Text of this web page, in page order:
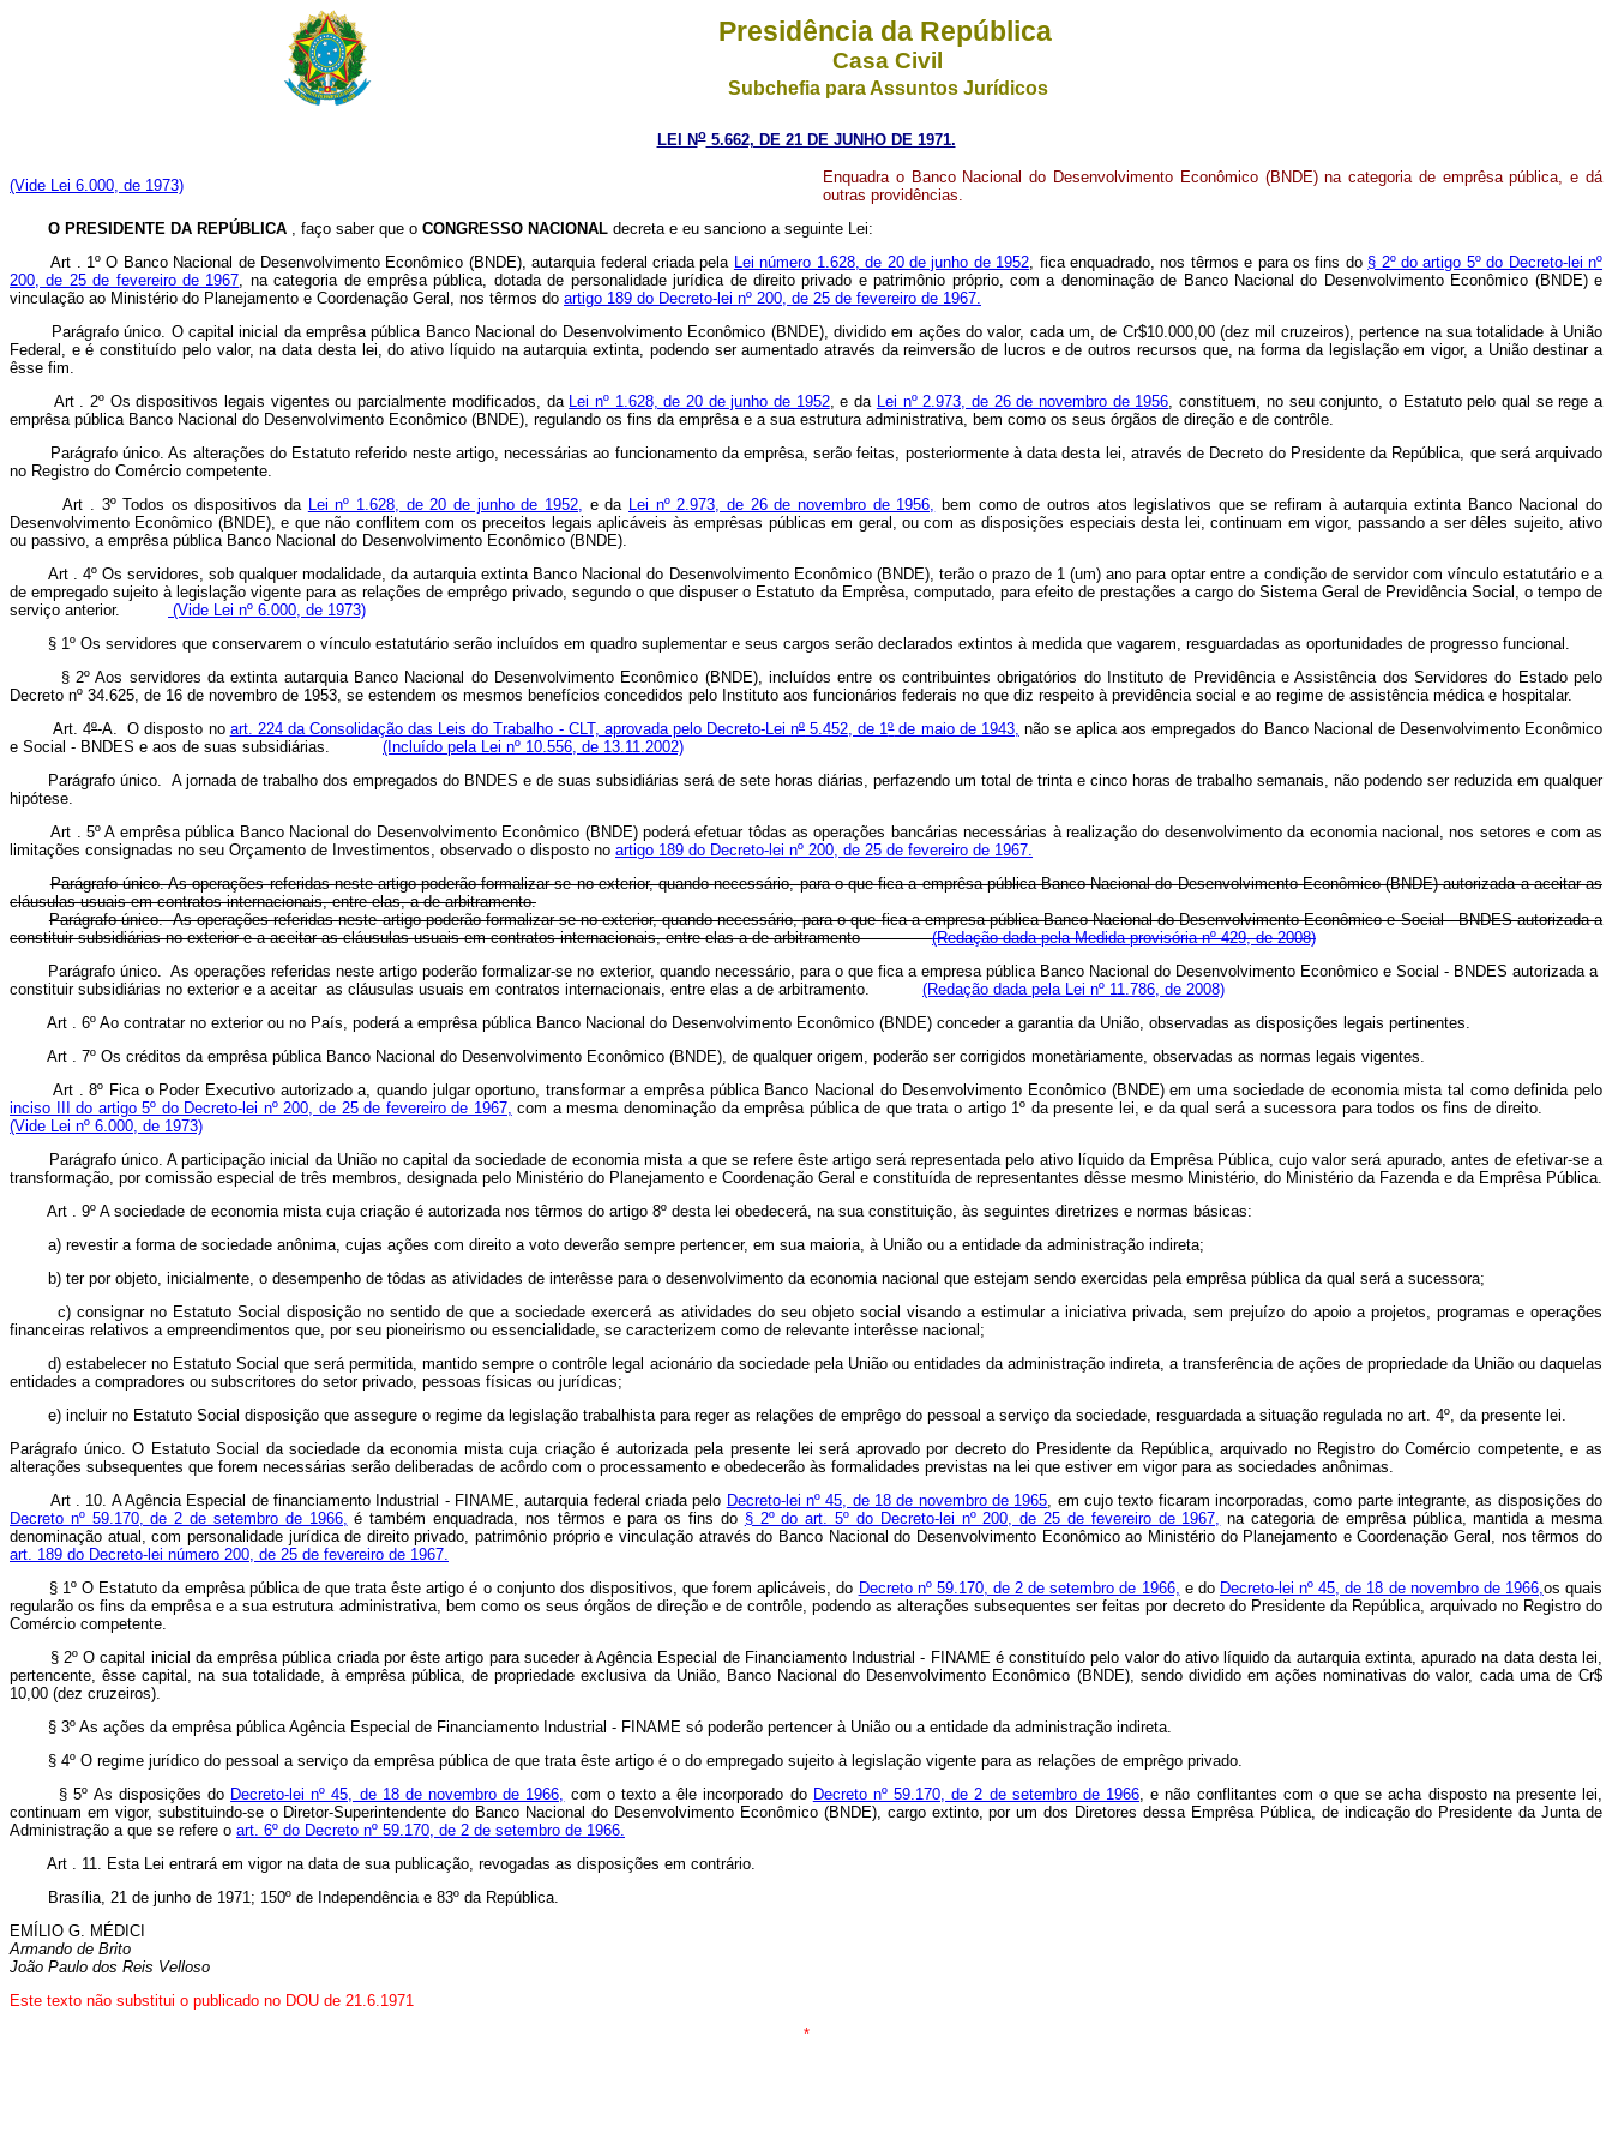
Presidência da República
Casa Civil
Subchefia para Assuntos Jurídicos
LEI No5.662, DE 21 DE JUNHO DE 1971.
(Vide Lei 6.000, de 1973)
Enquadra o Banco Nacional do Desenvolvimento Econômico (BNDE) na categoria de emprêsa pública, e dá
outras providências.
O PRESIDENTE DA REPÚBLICA , faço saber que o CONGRESSO NACIONAL decreta e eu sanciono a seguinte Lei:
Art . 1º O Banco Nacional de Desenvolvimento Econômico (BNDE), autarquia federal criada pela Lei número 1.628, de 20 de junho de 1952, fica enquadrado, nos têrmos e para os fins do § 2º do artigo 5º do Decreto-lei nº
200, de 25 de fevereiro de 1967, na categoria de emprêsa pública, dotada de personalidade jurídica de direito privado e patrimônio próprio, com a denominação de Banco Nacional do Desenvolvimento Econômico (BNDE) e
vinculação ao Ministério do Planejamento e Coordenação Geral, nos têrmos do artigo 189 do Decreto-lei nº 200, de 25 de fevereiro de 1967.
Parágrafo único. O capital inicial da emprêsa pública Banco Nacional do Desenvolvimento Econômico (BNDE), dividido em ações do valor, cada um, de Cr$10.000,00 (dez mil cruzeiros), pertence na sua totalidade à União
Federal, e é constituído pelo valor, na data desta lei, do ativo líquido na autarquia extinta, podendo ser aumentado através da reinversão de lucros e de outros recursos que, na forma da legislação em vigor, a União destinar a
êsse fim.
Art . 2º Os dispositivos legais vigentes ou parcialmente modificados, da Lei nº 1.628, de 20 de junho de 1952, e da Lei nº 2.973, de 26 de novembro de 1956, constituem, no seu conjunto, o Estatuto pelo qual se rege a
emprêsa pública Banco Nacional do Desenvolvimento Econômico (BNDE), regulando os fins da emprêsa e a sua estrutura administrativa, bem como os seus órgãos de direção e de contrôle.
Parágrafo único. As alterações do Estatuto referido neste artigo, necessárias ao funcionamento da emprêsa, serão feitas, posteriormente à data desta lei, através de Decreto do Presidente da República, que será arquivado
no Registro do Comércio competente.
Art . 3º Todos os dispositivos da Lei nº 1.628, de 20 de junho de 1952, e da Lei nº 2.973, de 26 de novembro de 1956, bem como de outros atos legislativos que se refiram à autarquia extinta Banco Nacional do
Desenvolvimento Econômico (BNDE), e que não conflitem com os preceitos legais aplicáveis às emprêsas públicas em geral, ou com as disposições especiais desta lei, continuam em vigor, passando a ser dêles sujeito, ativo
ou passivo, a emprêsa pública Banco Nacional do Desenvolvimento Econômico (BNDE).
Art . 4º Os servidores, sob qualquer modalidade, da autarquia extinta Banco Nacional do Desenvolvimento Econômico (BNDE), terão o prazo de 1 (um) ano para optar entre a condição de servidor com vínculo estatutário e a
de empregado sujeito à legislação vigente para as relações de emprêgo privado, segundo o que dispuser o Estatuto da Emprêsa, computado, para efeito de prestações a cargo do Sistema Geral de Previdência Social, o tempo de
serviço anterior.
(Vide Lei nº 6.000, de 1973)
§ 1º Os servidores que conservarem o vínculo estatutário serão incluídos em quadro suplementar e seus cargos serão declarados extintos à medida que vagarem, resguardadas as oportunidades de progresso funcional.
§ 2º Aos servidores da extinta autarquia Banco Nacional do Desenvolvimento Econômico (BNDE), incluídos entre os contribuintes obrigatórios do Instituto de Previdência e Assistência dos Servidores do Estado pelo
Decreto nº 34.625, de 16 de novembro de 1953, se estendem os mesmos benefícios concedidos pelo Instituto aos funcionários federais no que diz respeito à previdência social e ao regime de assistência médica e hospitalar.
Art. 4º-A. O disposto no art. 224 da Consolidação das Leis do Trabalho - CLT, aprovada pelo Decreto-Lei nº 5.452, de 1ºde maio de 1943, não se aplica aos empregados do Banco Nacional de Desenvolvimento Econômico
e Social - BNDES e aos de suas subsidiárias. (Incluído pela Lei nº 10.556, de 13.11.2002)
Parágrafo único. A jornada de trabalho dos empregados do BNDES e de suas subsidiárias será de sete horas diárias, perfazendo um total de trinta e cinco horas de trabalho semanais, não podendo ser reduzida em qualquer
hipótese.
Art . 5º A emprêsa pública Banco Nacional do Desenvolvimento Econômico (BNDE) poderá efetuar tôdas as operações bancárias necessárias à realização do desenvolvimento da economia nacional, nos setores e com as
limitações consignadas no seu Orçamento de Investimentos, observado o disposto no artigo 189 do Decreto-lei nº 200, de 25 de fevereiro de 1967.
Parágrafo único. As operações referidas neste artigo poderão formalizar-se no exterior, quando necessário, para o que fica a emprêsa pública Banco Nacional do Desenvolvimento Econômico (BNDE) autorizada a aceitar as
cláusulas usuais em contratos internacionais, entre elas, a de arbitramento.
Parágrafo único. As operações referidas neste artigo poderão formalizar-se no exterior, quando necessário, para o que fica a empresa pública Banco Nacional do Desenvolvimento Econômico e Social - BNDES autorizada a
constituir subsidiárias no exterior e a aceitar as cláusulas usuais em contratos internacionais, entre elas a de arbitramento(Redação dada pela Medida provisória nº 429, de 2008)
Parágrafo único. As operações referidas neste artigo poderão formalizar-se no exterior, quando necessário, para o que fica a empresa pública Banco Nacional do Desenvolvimento Econômico e Social - BNDES autorizada a
constituir subsidiárias no exterior e a aceitar as cláusulas usuais em contratos internacionais, entre elas a de arbitramento.
(Redação dada pela Lei nº 11.786, de 2008)
Art . 6º Ao contratar no exterior ou no País, poderá a emprêsa pública Banco Nacional do Desenvolvimento Econômico (BNDE) conceder a garantia da União, observadas as disposições legais pertinentes.
Art . 7º Os créditos da emprêsa pública Banco Nacional do Desenvolvimento Econômico (BNDE), de qualquer origem, poderão ser corrigidos monetàriamente, observadas as normas legais vigentes.
Art . 8º Fica o Poder Executivo autorizado a, quando julgar oportuno, transformar a emprêsa pública Banco Nacional do Desenvolvimento Econômico (BNDE) em uma sociedade de economia mista tal como definida pelo
inciso III do artigo 5º do Decreto-lei nº 200, de 25 de fevereiro de 1967, com a mesma denominação da emprêsa pública de que trata o artigo 1º da presente lei, e da qual será a sucessora para todos os fins de direito.
(Vide Lei nº 6.000, de 1973)
Parágrafo único. A participação inicial da União no capital da sociedade de economia mista a que se refere êste artigo será representada pelo ativo líquido da Emprêsa Pública, cujo valor será apurado, antes de efetivar-se a
transformação, por comissão especial de três membros, designada pelo Ministério do Planejamento e Coordenação Geral e constituída de representantes dêsse mesmo Ministério, do Ministério da Fazenda e da Emprêsa Pública.
Art . 9º A sociedade de economia mista cuja criação é autorizada nos têrmos do artigo 8º desta lei obedecerá, na sua constituição, às seguintes diretrizes e normas básicas:
a) revestir a forma de sociedade anônima, cujas ações com direito a voto deverão sempre pertencer, em sua maioria, à União ou a entidade da administração indireta;
b) ter por objeto, inicialmente, o desempenho de tôdas as atividades de interêsse para o desenvolvimento da economia nacional que estejam sendo exercidas pela emprêsa pública da qual será a sucessora;
c) consignar no Estatuto Social disposição no sentido de que a sociedade exercerá as atividades do seu objeto social visando a estimular a iniciativa privada, sem prejuízo do apoio a projetos, programas e operações
financeiras relativos a empreendimentos que, por seu pioneirismo ou essencialidade, se caracterizem como de relevante interêsse nacional;
d) estabelecer no Estatuto Social que será permitida, mantido sempre o contrôle legal acionário da sociedade pela União ou entidades da administração indireta, a transferência de ações de propriedade da União ou daquelas
entidades a compradores ou subscritores do setor privado, pessoas físicas ou jurídicas;
e) incluir no Estatuto Social disposição que assegure o regime da legislação trabalhista para reger as relações de emprêgo do pessoal a serviço da sociedade, resguardada a situação regulada no art. 4º, da presente lei.
Parágrafo único. O Estatuto Social da sociedade da economia mista cuja criação é autorizada pela presente lei será aprovado por decreto do Presidente da República, arquivado no Registro do Comércio competente, e as
alterações subsequentes que forem necessárias serão deliberadas de acôrdo com o processamento e obedecerão às formalidades previstas na lei que estiver em vigor para as sociedades anônimas.
Art . 10. A Agência Especial de financiamento Industrial - FINAME, autarquia federal criada pelo Decreto-lei nº 45, de 18 de novembro de 1965, em cujo texto ficaram incorporadas, como parte integrante, as disposições do
Decreto nº 59.170, de 2 de setembro de 1966, é também enquadrada, nos têrmos e para os fins do § 2º do art. 5º do Decreto-lei nº 200, de 25 de fevereiro de 1967, na categoria de emprêsa pública, mantida a mesma
denominação atual, com personalidade jurídica de direito privado, patrimônio próprio e vinculação através do Banco Nacional do Desenvolvimento Econômico ao Ministério do Planejamento e Coordenação Geral, nos têrmos do
art. 189 do Decreto-lei número 200, de 25 de fevereiro de 1967.
§ 1º O Estatuto da emprêsa pública de que trata êste artigo é o conjunto dos dispositivos, que forem aplicáveis, do Decreto nº 59.170, de 2 de setembro de 1966, e do Decreto-lei nº 45, de 18 de novembro de 1966,os quais
regularão os fins da emprêsa e a sua estrutura administrativa, bem como os seus órgãos de direção e de contrôle, podendo as alterações subsequentes ser feitas por decreto do Presidente da República, arquivado no Registro do
Comércio competente.
§ 2º O capital inicial da emprêsa pública criada por êste artigo para suceder à Agência Especial de Financiamento Industrial - FINAME é constituído pelo valor do ativo líquido da autarquia extinta, apurado na data desta lei,
pertencente, êsse capital, na sua totalidade, à emprêsa pública, de propriedade exclusiva da União, Banco Nacional do Desenvolvimento Econômico (BNDE), sendo dividido em ações nominativas do valor, cada uma de Cr$
10,00 (dez cruzeiros).
§ 3º As ações da emprêsa pública Agência Especial de Financiamento Industrial - FINAME só poderão pertencer à União ou a entidade da administração indireta.
§ 4º O regime jurídico do pessoal a serviço da emprêsa pública de que trata êste artigo é o do empregado sujeito à legislação vigente para as relações de emprêgo privado.
§ 5º As disposições do Decreto-lei nº 45, de 18 de novembro de 1966, com o texto a êle incorporado do Decreto nº 59.170, de 2 de setembro de 1966, e não conflitantes com o que se acha disposto na presente lei,
continuam em vigor, substituindo-se o Diretor-Superintendente do Banco Nacional do Desenvolvimento Econômico (BNDE), cargo extinto, por um dos Diretores dessa Emprêsa Pública, de indicação do Presidente da Junta de
Administração a que se refere o art. 6º do Decreto nº 59.170, de 2 de setembro de 1966.
Art . 11. Esta Lei entrará em vigor na data de sua publicação, revogadas as disposições em contrário.
Brasília, 21 de junho de 1971; 150º de Independência e 83º da República.
EMÍLIO G. MÉDICI
Armando de Brito
João Paulo dos Reis Velloso
Este texto não substitui o publicado no DOU de 21.6.1971
*